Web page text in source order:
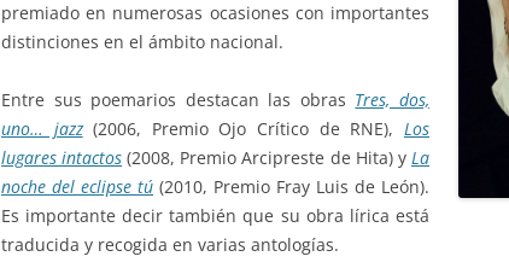
premiado en numerosas ocasiones con importantes
distinciones en el ámbito nacional.
Entre sus poemarios destacan las obras Tres, dos,
uno… jazz(2006, Premio Ojo Crítico de RNE), Los
lugares intactos (2008, Premio Arcipreste de Hita) y La
noche del eclipse tú (2010, Premio Fray Luis de León).
Es importante decir también que su obra lírica está
traducida y recogida en varias antologías.